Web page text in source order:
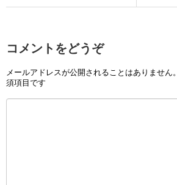
コメントをどうぞ
メールアドレスが公開されることはありません。
須項目です